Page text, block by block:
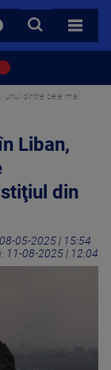
CAUTA
TOATE
unul dintre cele mai
Liban,
din
08-05-2025 | 15:54
11-08-2025 | 12:04